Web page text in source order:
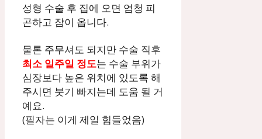
성형 수술 후 집에 오면 엄청 피
곤하고 잠이 옵니다.
물론 주무셔도 되지만 수술 직후
최소 일주일 정도는 수술 부위가
심장보다 높은 위치에 있도록 해
주시면 붓기 빠지는데 도움 될 거
예요.
(필자는 이게 제일 힘들었음)